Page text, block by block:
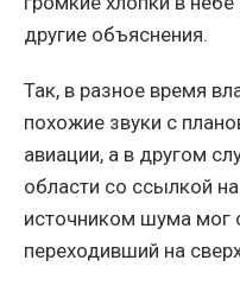
другие объяснения.
Так, в разное время
похожие звуки с
авиации, а в другом
области со ссылкой
источником шума мог
переходивший на